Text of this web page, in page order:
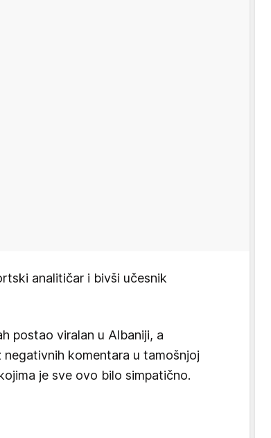
analitičar i bivši učesnik
postao viralan u Albaniji, a
komentara u tamošnjoj
je sve ovo bilo simpatično.